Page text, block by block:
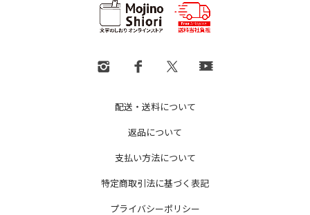
配送・送料について
返品について
支払い方法について
特定商取引法に基づく表記
プライバシーポリシー